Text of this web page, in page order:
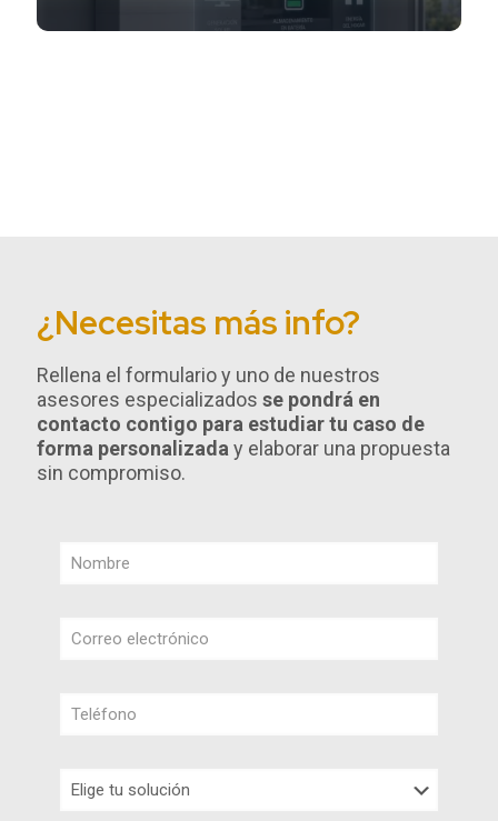
¿Necesitas más info?
Rellena el formulario y uno de nuestros
asesores especializados se pondrá en
contacto contigo para estudiar tu caso de
forma personalizada y elaborar una propuesta
sin compromiso.